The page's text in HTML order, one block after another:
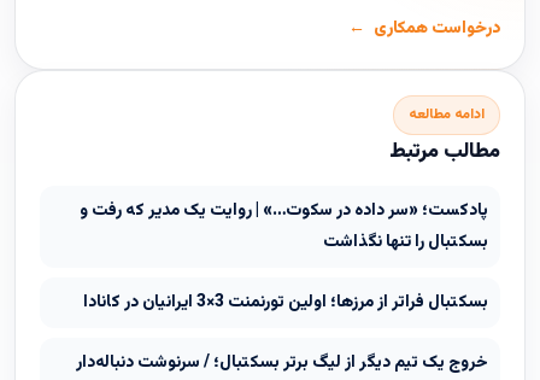
درخواست همکاری
ادامه مطالعه
مطالب مرتبط
پادکست؛ «سر داده در سکوت…» | روایت یک مدیر که رفت و
بسکتبال را تنها نگذاشت
بسکتبال فراتر از مرزها؛ اولین تورنمنت 3×3 ایرانیان در کانادا
خروج یک تیم دیگر از لیگ برتر بسکتبال؛ / سرنوشت دنباله‌دار